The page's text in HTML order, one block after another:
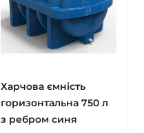
Харчова ємність
горизонтальна 750 л
з ребром синя